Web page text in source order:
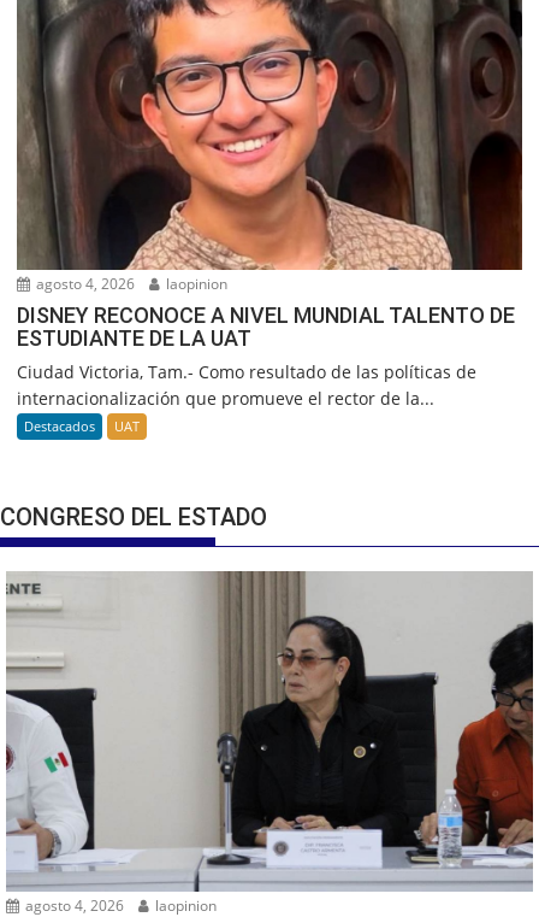
agosto 4, 2026 laopinion
DISNEY RECONOCE A NIVEL MUNDIAL TALENTO DE
ESTUDIANTE DE LA UAT
Ciudad Victoria, Tam.- Como resultado de las políticas de
internacionalización que promueve el rector de la...
Destacados UAT
CONGRESO DEL ESTADO
agosto 4, 2026 laopinion